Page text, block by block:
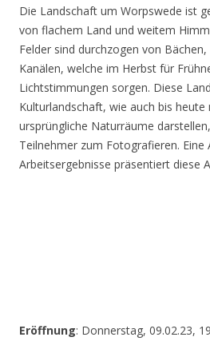
Die Landschaft um Worpswede ist
von flachem Land und weitem
Felder sind durchzogen von
Kanälen, welche im Herbst für
Lichtstimmungen sorgen. Diese
Kulturlandschaft, wie auch bis
ursprüngliche Naturräume
Teilnehmer zum Fotografieren. Eine
Arbeitsergebnisse präsentiert diese
Eröffnung: Donnerstag, 09.02.23,